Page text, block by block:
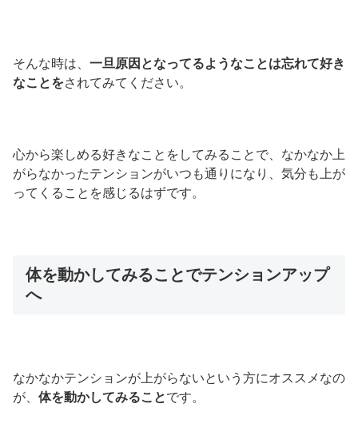
そんな時は、 一旦原因となってるようなことは忘れて好き
なことをされてみてください。
心から楽しめる好きなことをしてみることで、なかなか上
がらなかったテンションがいつも通りになり、気分も上が
ってくることを感じるはずです。
体を動かしてみることでテンションアップ
へ
なかなかテンションが上がらないという方にオススメなの
が、 体を動かしてみることです。